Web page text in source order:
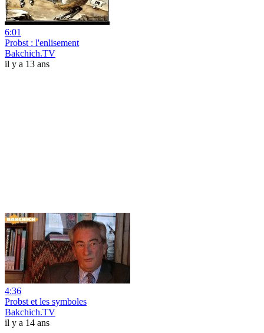
6:01
Probst : l'enlisement
Bakchich.TV
il y a 13 ans
4:36
Probst et les symboles
Bakchich.TV
il y a 14 ans